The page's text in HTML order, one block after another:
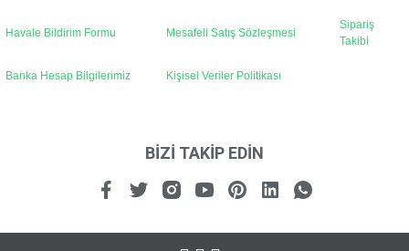
Havale Bildirim Formu Mesafeli Satış Sözleşmesi
Sipariş
Takibi
Banka Hesap Bilgilerimiz Kişisel Veriler Politikası
BİZİ TAKİP EDİN